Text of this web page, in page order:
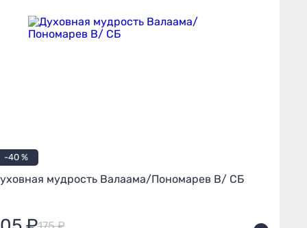
-40 %
мудрость Валаама/Пономарев В/ СБ
175 ₽